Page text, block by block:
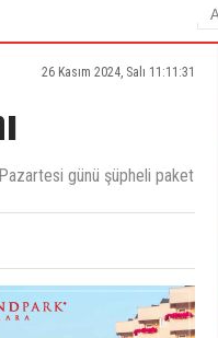
26 Kasım 2024, Salı 11:11:31
günü şüpheli paket